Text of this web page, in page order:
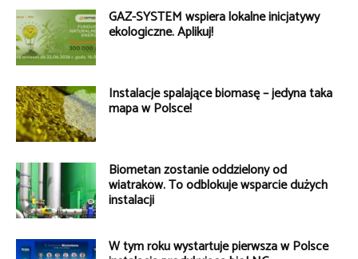
GAZ-SYSTEM wspiera lokalne inicjatywy
ekologiczne. Aplikuj!
Instalacje spalające biomasę – jedyna taka
mapa w Polsce!
Biometan zostanie oddzielony od
wiatraków. To odblokuje wsparcie dużych
instalacji
W tym roku wystartuje pierwsza w Polsce